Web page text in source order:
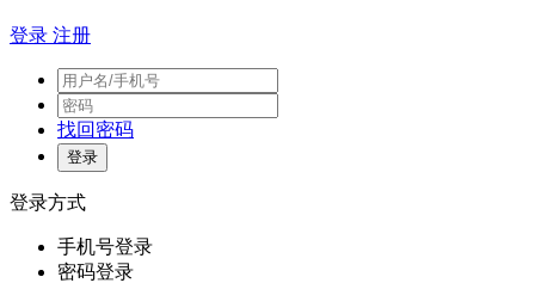
登录 注册
找回密码
登录方式
手机号登录
密码登录